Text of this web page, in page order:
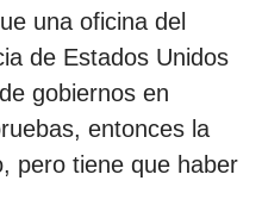
una oficina del
de Estados Unidos
gobiernos en
entonces la
pero tiene que haber